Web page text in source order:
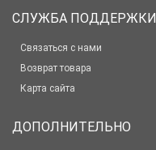
СЛУЖБА ПОДДЕРЖКИ
Связаться с нами
Возврат товара
Карта сайта
ДОПОЛНИТЕЛЬНО